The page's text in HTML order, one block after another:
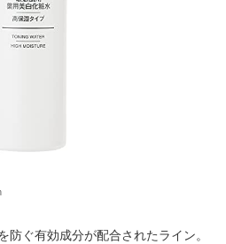
防ぐ有効成分が配合されたライン。